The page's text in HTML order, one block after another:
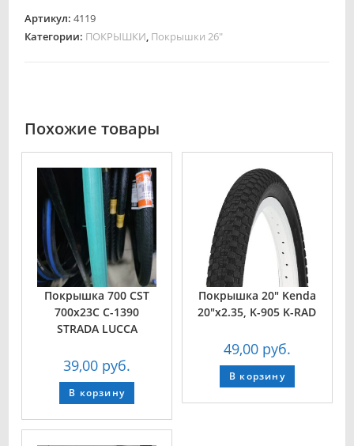
Артикул:4119
Категории: ПОКРЫШКИ, Покрышки 26"
Похожие товары
Покрышка 700 CST
700x23C C-1390
STRADA LUCCA
39,00 руб.
В корзину
Покрышка 20″ Kenda
20″х2.35, K-905 K-RAD
49,00 руб.
В корзину